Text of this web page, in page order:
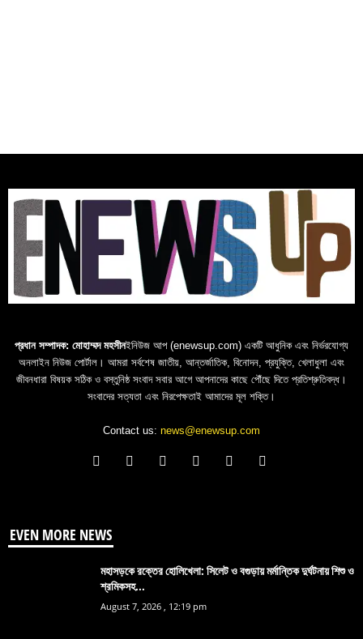
প্রধান সম্পাদক: মোহাম্মদ মহসীনইনিউজ আপ (enewsup.com) একটি আধুনিক এবং নির্ভরযোগ্য
অনলাইন নিউজ পোর্টাল। আমরা সর্বশেষ জাতীয়, আন্তর্জাতিক, বিনোদন, প্রযুক্তি, খেলাধুলা এবং
জীবনধারা বিষয়ক সঠিক ও বস্তুনিষ্ঠ সংবাদ সবার আগে আপনাদের কাছে পৌঁছে দিতে প্রতিশ্রুতিবদ্ধ।
সংবাদের সত্যতা এবং নিরপেক্ষতাই আমাদের মূল শক্তি।
Contact us: news@enewsup.com
EVEN MORE NEWS
মহাসড়কে রক্তের হোলিখেলা: সিলেট ও বগুড়ায় মর্মান্তিক দুর্ঘটনায় শিশু ও
শ্রমিকসহ...
August 7, 2026 , 12:19 pm